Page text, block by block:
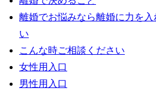
離婚でお悩みなら離婚に力を
い
こんな時ご相談ください
女性用入口
男性用入口